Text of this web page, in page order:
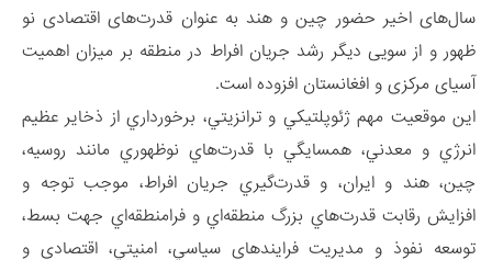
سال‌های اخیر حضور چین و هند به عنوان قدرت‌های اقتصادی نو
ظهور و از سویی دیگر رشد جریان افراط در منطقه بر میزان اهمیت
آسیای مرکزی و افغانستان افزوده است.
اين موقعيت مهم ژئوپلتيكي و ترانزيتي، برخورداري از ذخاير عظيم
انرژي و معدني، همسايگي با قدرت‌هاي نوظهوري مانند روسيه،
چين، هند و ايران، و قدرت‌گيري جريان افراط، موجب توجه و
افزايش رقابت قدرت‌هاي بزرگ منطقه‌اي و فرامنطقه‌اي جهت بسط،
توسعه نفوذ و مديريت فرايندهاي سياسي، امنيتي، اقتصادي و